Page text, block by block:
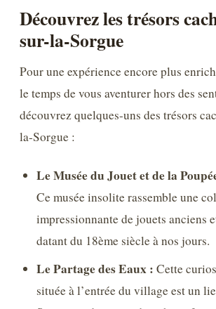
Découvrez les trésors
sur-la-Sorgue
Pour une expérience encore plus
le temps de vous aventurer hors des
découvrez quelques-uns des trésors
la-Sorgue :
Le Musée du Jouet et de la
Ce musée insolite rassemble une
impressionnante de jouets anciens
datant du 18ème siècle à nos jours.
Le Partage des Eaux : Cette
située à l’entrée du village est un